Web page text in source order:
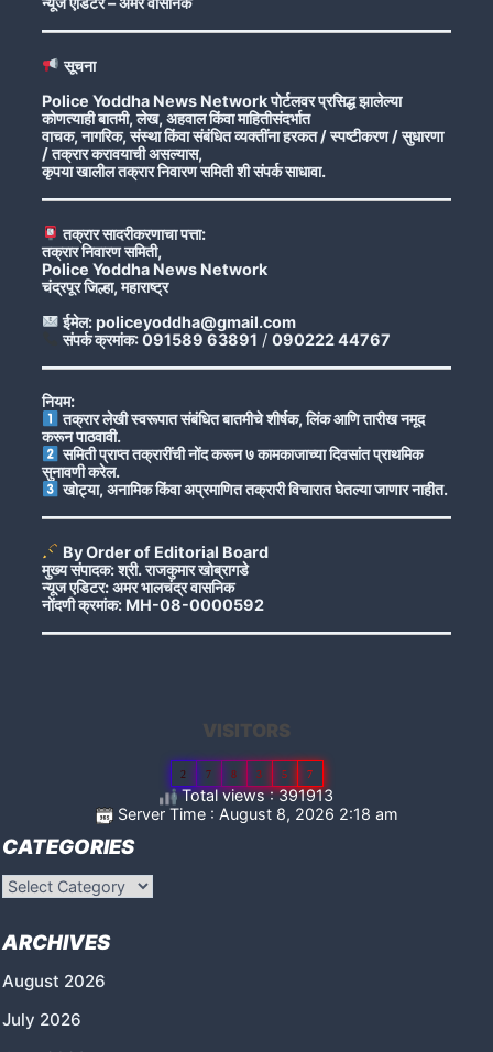
सूचना
Police Yoddha News Network पोर्टलवर प्रसिद्ध झालेल्या
कोणत्याही बातमी, लेख, अहवाल किंवा माहितीसंदर्भात
वाचक, नागरिक, संस्था किंवा संबंधित व्यक्तींना हरकत / स्पष्टीकरण / सुधारणा
/ तक्रार करावयाची असल्यास,
कृपया खालील तक्रार निवारण समिती शी संपर्क साधावा.
तक्रार सादरीकरणाचा पत्ता:
तक्रार निवारण समिती,
Police Yoddha News Network
चंद्रपूर जिल्हा, महाराष्ट्र
ईमेल: policeyoddha@gmail.com
संपर्क क्रमांक: 091589 63891 / 090222 44767
नियम:
तक्रार लेखी स्वरूपात संबंधित बातमीचे शीर्षक, लिंक आणि तारीख नमूद
करून पाठवावी.
समिती प्राप्त तक्रारींची नोंद करून ७ कामकाजाच्या दिवसांत प्राथमिक
सुनावणी करेल.
खोट्या, अनामिक किंवा अप्रमाणित तक्रारी विचारात घेतल्या जाणार नाहीत.
By Order of Editorial Board
मुख्य संपादक: श्री. राजकुमार खोब्रागडे
न्यूज एडिटर: अमर भालचंद्र वासनिक
नोंदणी क्रमांक: MH-08-0000592
VISITORS
2 7 8 3 5 7
Total views : 391913
Server Time : August 8, 2026 2:18 am
CATEGORIES
Categories
ARCHIVES
August 2026
July 2026